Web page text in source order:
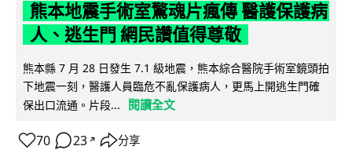
熊本地震手術室驚魂片瘋傳 醫護保護病
人、逃生門 網民讚值得尊敬
熊本縣 7 月 28 日發生 7.1 級地震，熊本綜合醫院手術室鏡頭拍
下地震一刻，醫護人員臨危不亂保護病人，更馬上開逃生門確
保出口流通。片段...
閱讀全文
70 23 ↗ 分享